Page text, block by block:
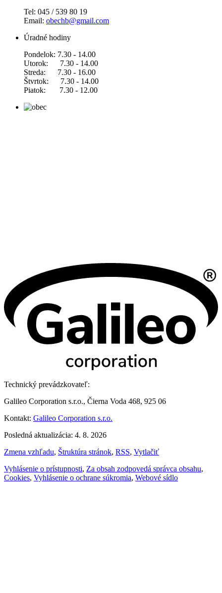
Tel: 045 / 539 80 19
Email: obechb@gmail.com
Úradné hodiny
Pondelok: 7.30 - 14.00
Utorok: 7.30 - 14.00
Streda: 7.30 - 16.00
Štvrtok: 7.30 - 14.00
Piatok: 7.30 - 12.00
Technický prevádzkovateľ:
Galileo Corporation s.r.o., Čierna Voda 468, 925 06
Kontakt: Galileo Corporation s.r.o.
Posledná aktualizácia: 4. 8. 2026
Zmena vzhľadu, Štruktúra stránok, RSS, Vytlačiť
Vyhlásenie o prístupnosti, Za obsah zodpovedá správca obsahu,
Cookies, Vyhlásenie o ochrane súkromia, Webové sídlo